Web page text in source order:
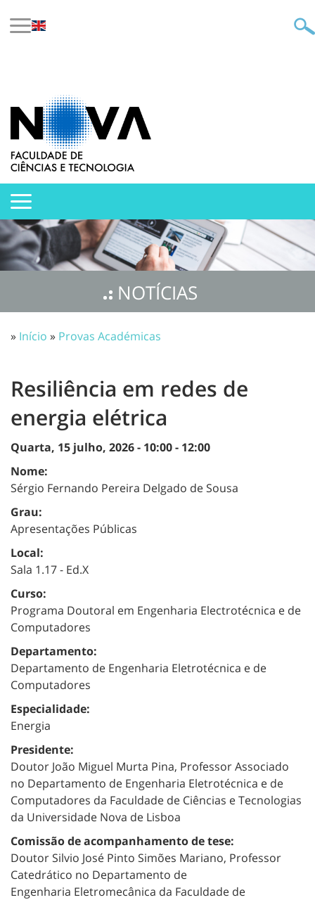
NOTÍCIAS
» Início » Provas Académicas
Resiliência em redes de
energia elétrica
Quarta, 15 julho, 2026 - 10:00- 12:00
Nome:
Sérgio Fernando Pereira Delgado de Sousa
Grau:
Apresentações Públicas
Local:
Sala 1.17 - Ed.X
Curso:
Programa Doutoral em Engenharia Electrotécnica e de
Computadores
Departamento:
Departamento de Engenharia Eletrotécnica e de
Computadores
Especialidade:
Energia
Presidente:
Doutor João Miguel Murta Pina, Professor Associado
no Departamento de Engenharia Eletrotécnica e de
Computadores da Faculdade de Ciências e Tecnologias
da Universidade Nova de Lisboa
Comissão de acompanhamento de tese:
Doutor Silvio José Pinto Simões Mariano, Professor
Catedrático no Departamento de
Engenharia Eletromecânica da Faculdade de